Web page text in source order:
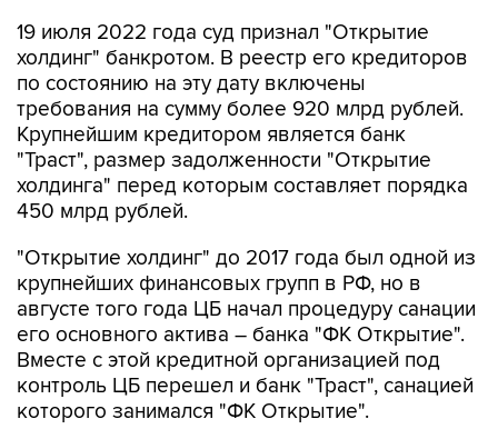
по состоянию на эту дату включены
требования на сумму более 920 млрд рублей.
Крупнейшим кредитором является банк
"Траст", размер задолженности "Открытие
холдинга" перед которым составляет порядка
450 млрд рублей.
"Открытие холдинг" до 2017 года был одной из
августе того года ЦБ начал процедуру санации
его основного актива – банка "ФК Открытие".
Вместе с этой кредитной организацией под
контроль ЦБ перешел и банк "Траст", санацией
которого занимался "ФК Открытие".
Открытие холдинг